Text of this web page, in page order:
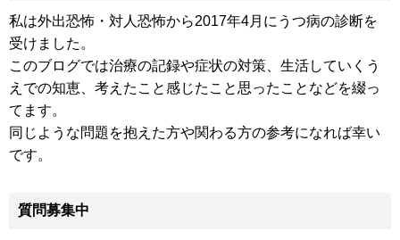
私は外出恐怖・対人恐怖から2017年4月にうつ病の診断を
受けました。
このブログでは治療の記録や症状の対策、生活していくう
えでの知恵、考えたこと感じたこと思ったことなどを綴っ
てます。
同じような問題を抱えた方や関わる方の参考になれば幸い
です。
質問募集中